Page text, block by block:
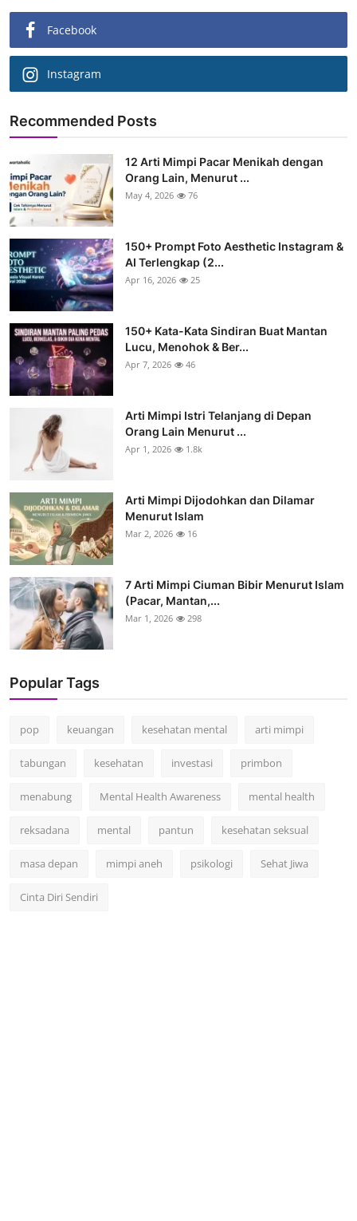
Facebook
Instagram
Recommended Posts
12 Arti Mimpi Pacar Menikah dengan
Orang Lain, Menurut ...
May 4, 2026 76
150+ Prompt Foto Aesthetic Instagram &
AI Terlengkap (2...
Apr 16, 2026 25
150+ Kata-Kata Sindiran Buat Mantan
Lucu, Menohok & Ber...
Apr 7, 2026 46
Arti Mimpi Istri Telanjang di Depan
Orang Lain Menurut ...
Apr 1, 2026 1.8k
Arti Mimpi Dijodohkan dan Dilamar
Menurut Islam
Mar 2, 2026 16
7 Arti Mimpi Ciuman Bibir Menurut Islam
(Pacar, Mantan,...
Mar 1, 2026 298
Popular Tags
pop keuangan kesehatan mental arti mimpi
tabungan kesehatan investasi primbon
menabung Mental Health Awareness mental health
reksadana mental pantun kesehatan seksual
masa depan mimpi aneh psikologi Sehat Jiwa
Cinta Diri Sendiri